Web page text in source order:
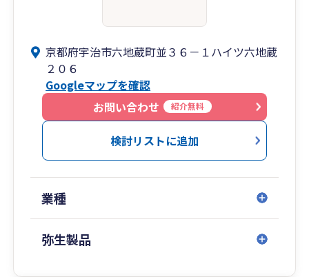
京都府宇治市六地蔵町並３６－１ハイツ六地蔵
２０６
Googleマップを確認
お問い合わせ
紹介無料
検討リストに追加
業種
弥生製品